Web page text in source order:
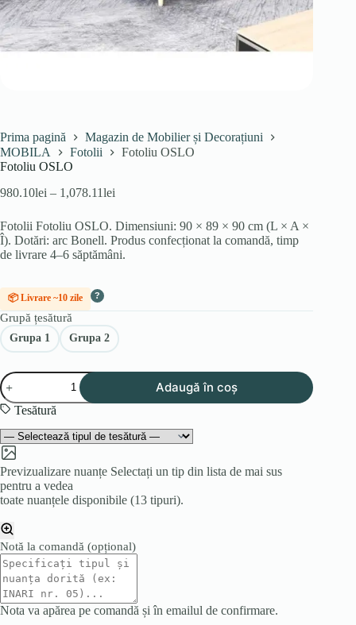
Prima pagină
Magazin de Mobilier și Decorațiuni
MOBILA
Fotolii
Fotoliu OSLO
Fotoliu OSLO
980.10lei – 1,078.11lei
prețuri:
980.10lei
până
la
Fotolii Fotoliu OSLO. Dimensiuni: 90 × 89 × 90 cm (L × A ×
Î). Dotări: arc Bonell. Produs confecționat la comandă, timp
de livrare 4–6 săptămâni.
📦 Livrare ~10 zile ?
Grupă țesătură
Grupa 1 Grupa 2
Cantitate
Fotoliu
OSLO
Adaugă în coș
Tesătură
Previzualizare nuanțe Selectați un tip din lista de mai sus
pentru a vedea
toate nuanțele disponibile (13 tipuri).
Notă la comandă (opțional)
Nota va apărea pe comandă și în emailul de confirmare.